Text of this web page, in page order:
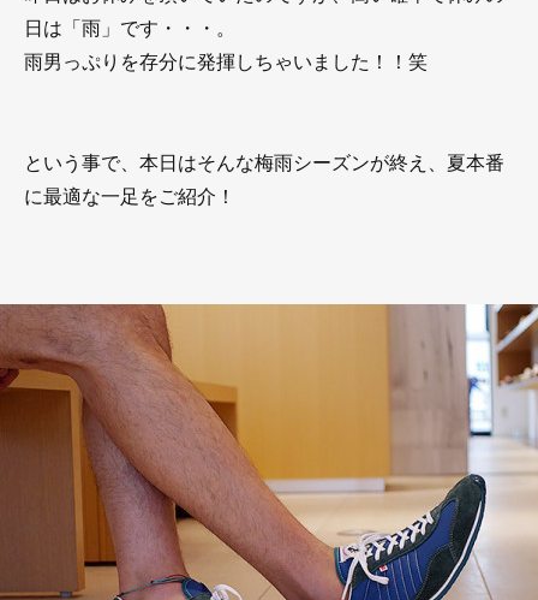
日は「雨」です・・・。
雨男っぷりを存分に発揮しちゃいました！！笑
という事で、本日はそんな梅雨シーズンが終え、夏本番
に最適な一足をご紹介！